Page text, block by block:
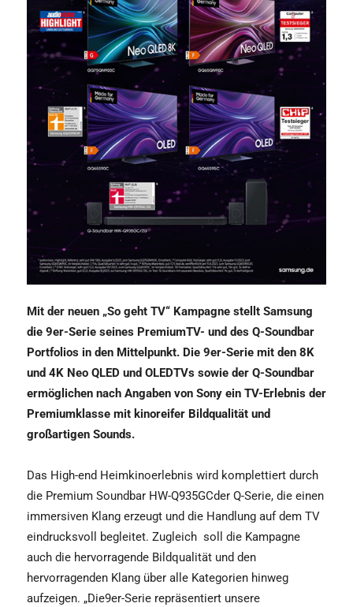
Mit der neuen „So geht TV“ Kampagne stellt Samsung
die 9er-Serie seines PremiumTV- und des Q-Soundbar
Portfolios in den Mittelpunkt. Die 9er-Serie mit den 8K
und 4K Neo QLED und OLEDTVs sowie der Q-Soundbar
ermöglichen nach Angaben von Sony ein TV-Erlebnis der
Premiumklasse mit kinoreifer Bildqualität und
großartigen Sounds.
Das High-end Heimkinoerlebnis wird komplettiert durch
die Premium Soundbar HW-Q935GCder Q-Serie, die einen
immersiven Klang erzeugt und die Handlung auf dem TV
eindrucksvoll begleitet. Zugleich soll die Kampagne
auch die hervorragende Bildqualität und den
hervorragenden Klang über alle Kategorien hinweg
aufzeigen. „Die9er-Serie repräsentiert unsere